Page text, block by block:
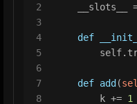
2
3
4
5
6
7
8
__slots__
def
def add(
        k +=
1